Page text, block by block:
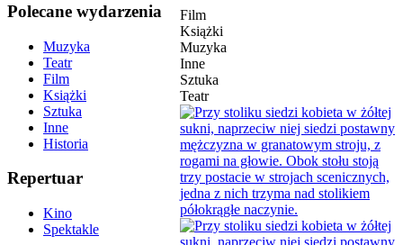
Polecane wydarzenia
Muzyka
Teatr
Film
Książki
Sztuka
Inne
Historia
Repertuar
Kino
Spektakle
Film
Książki
Muzyka
Inne
Sztuka
Teatr